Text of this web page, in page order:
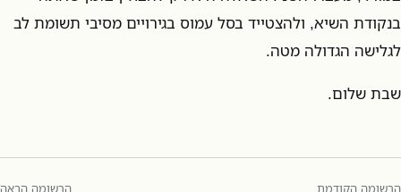
בנקודת השיא, ולהצטייד בסל עמוס בגירויים מסיבי תשומת לב
לגלישה הגדולה מטה.
שבת שלום.
הרשומה הקודמת הרשומה הבאה